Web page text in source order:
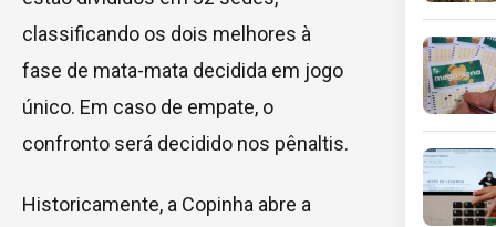
classificando os dois melhores à
fase de mata-mata decidida em jogo
único. Em caso de empate, o
confronto será decidido nos pênaltis.
Historicamente, a Copinha abre a